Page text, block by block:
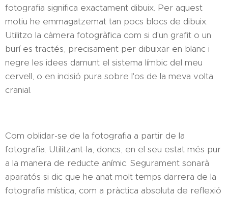
fotografia significa exactament dibuix. Per aquest
motiu he emmagatzemat tan pocs blocs de dibuix.
Utilitzo la càmera fotogràfica com si d'un grafit o un
burí es tractés, precisament per dibuixar en blanc i
negre les idees damunt el sistema límbic del meu
cervell, o en incisió pura sobre l'os de la meva volta
cranial.
Com oblidar-se de la fotografia a partir de la
fotografia: Utilitzant-la, doncs, en el seu estat més pur
a la manera de reducte anímic. Segurament sonarà
aparatós si dic que he anat molt temps darrera de la
fotografia mística, com a pràctica absoluta de reflexió